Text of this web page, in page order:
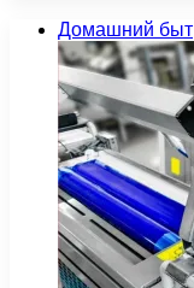
Домашний быт